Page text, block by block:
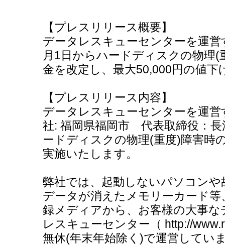
【プレスリリース概要】
データレスキューセンターを運
月1日からハードディスクの物理(
金を改定し、最大50,000円の値下
【プレスリリース内容】
データレスキューセンターを運
社: 福岡県福岡市 代表取締役：
ードディスクの物理(重度)障害時
実施いたします。
弊社では、起動しないパソコン
データが消えたメモリーカード
録メディアから、お客様の大事
レスキューセンター（ http://
無休(年末年始除く)で運営してい